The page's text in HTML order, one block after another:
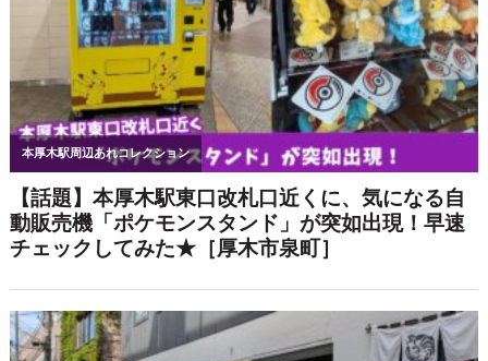
限定のお得情報も！
▼LINE＠はじめました▼
または「@hug1203y」で検索
<< 前の記事へ
サイト内検索